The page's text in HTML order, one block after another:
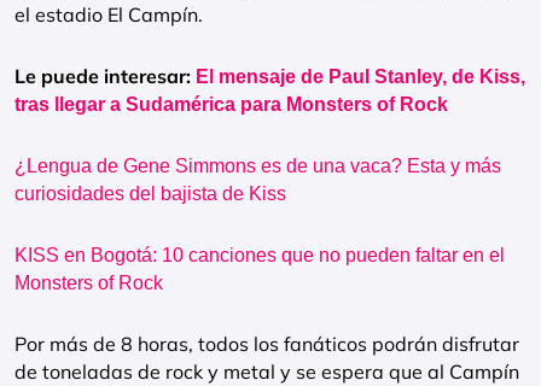
el estadio El Campín.
Le puede interesar: El mensaje de Paul Stanley, de Kiss,
tras llegar a Sudamérica para Monsters of Rock
¿Lengua de Gene Simmons es de una vaca? Esta y más
curiosidades del bajista de Kiss
KISS en Bogotá: 10 canciones que no pueden faltar en el
Monsters of Rock
Por más de 8 horas, todos los fanáticos podrán disfrutar
de toneladas de rock y metal y se espera que al Campín